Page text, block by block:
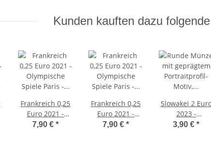
Kunden kauften dazu
Frankreich 0,25
Euro 2021 -
Olympische
7,90 € *
Frankreich 0,25
Euro 2021 -
Olympische
7,90 € *
Slowakei 2
2023 -
Postkutsche -
3,90 € *